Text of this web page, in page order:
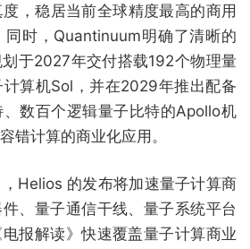
，稳居当前全球精度最高的商用
同时，Quantinuum明确了清晰的
于2027年交付搭载192个物理量
算机Sol，并在2029年推出配备
数百个逻辑量子比特的Apollo机
错计算的商业化应用。
Helios 的发布将加速量子计算商
、量子通信干线、量子系统平台
报解读》快速覆盖量子计算商业